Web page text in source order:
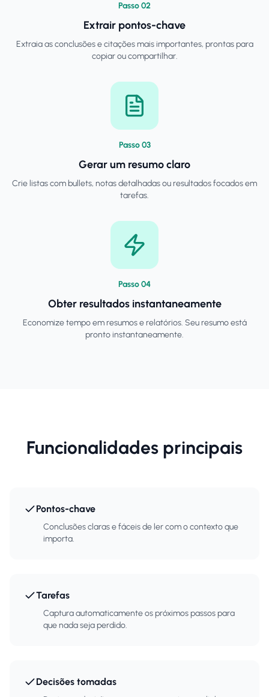
Passo02
Extrair pontos-chave
Extraia as conclusões e citações mais importantes, prontas para
copiar ou compartilhar.
Passo03
Gerar um resumo claro
Crie listas com bullets, notas detalhadas ou resultados focados em
tarefas.
Passo04
Obter resultados instantaneamente
Economize tempo em resumos e relatórios. Seu resumo está
pronto instantaneamente.
Funcionalidades principais
Pontos-chave
Conclusões claras e fáceis de ler com o contexto que
importa.
Tarefas
Captura automaticamente os próximos passos para
que nada seja perdido.
Decisões tomadas